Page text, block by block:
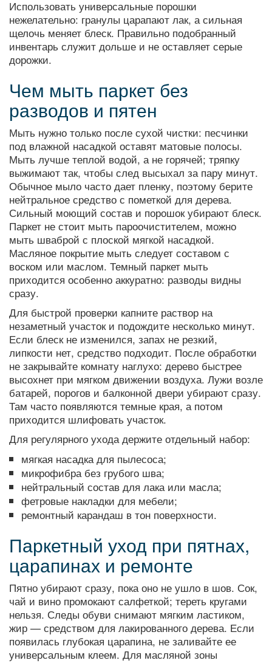
Использовать универсальные порошки
нежелательно: гранулы царапают лак, а сильная
щелочь меняет блеск. Правильно подобранный
инвентарь служит дольше и не оставляет серые
дорожки.
Чем мыть паркет без
разводов и пятен
Мыть нужно только после сухой чистки: песчинки
под влажной насадкой оставят матовые полосы.
Мыть лучше теплой водой, а не горячей; тряпку
выжимают так, чтобы след высыхал за пару минут.
Обычное мыло часто дает пленку, поэтому берите
нейтральное средство с пометкой для дерева.
Сильный моющий состав и порошок убирают блеск.
Паркет не стоит мыть пароочистителем, можно
мыть шваброй с плоской мягкой насадкой.
Масляное покрытие мыть следует составом с
воском или маслом. Темный паркет мыть
приходится особенно аккуратно: разводы видны
сразу.
Для быстрой проверки капните раствор на
незаметный участок и подождите несколько минут.
Если блеск не изменился, запах не резкий,
липкости нет, средство подходит. После обработки
не закрывайте комнату наглухо: дерево быстрее
высохнет при мягком движении воздуха. Лужи возле
батарей, порогов и балконной двери убирают сразу.
Там часто появляются темные края, а потом
приходится шлифовать участок.
Для регулярного ухода держите отдельный набор:
мягкая насадка для пылесоса;
микрофибра без грубого шва;
нейтральный состав для лака или масла;
фетровые накладки для мебели;
ремонтный карандаш в тон поверхности.
Паркетный уход при пятнах,
царапинах и ремонте
Пятно убирают сразу, пока оно не ушло в шов. Сок,
чай и вино промокают салфеткой; тереть кругами
нельзя. Следы обуви снимают мягким ластиком,
жир — средством для лакированного дерева. Если
появилась глубокая царапина, не заливайте ее
универсальным клеем. Для масляной зоны